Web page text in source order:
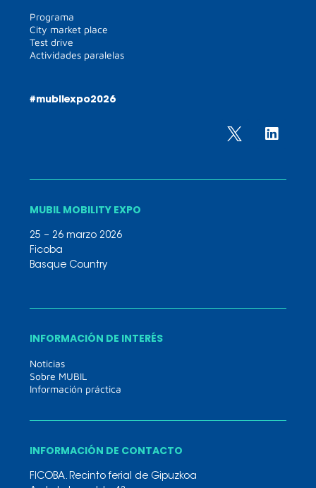
Programa
City market place
Test drive
Actividades paralelas
#mubilexpo2026
MUBIL MOBILITY EXPO
25 – 26 marzo 2026
Ficoba
Basque Country
INFORMACIÓN DE INTERÉS
Noticias
Sobre MUBIL
Información práctica
INFORMACIÓN DE CONTACTO
FICOBA. Recinto ferial de Gipuzkoa